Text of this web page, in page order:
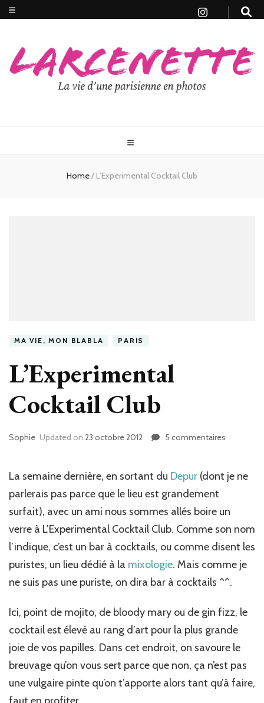
Home/ L’Experimental Cocktail Club
MA VIE, MON BLABLA PARIS
L’Experimental
Cocktail Club
Sophie Updated on 23 octobre 2012 5 commentaires
Club
La semaine dernière, en sortant du Depur (dont je ne
parlerais pas parce que le lieu est grandement
surfait), avec un ami nous sommes allés boire un
verre à L’Experimental Cocktail Club. Comme son nom
l’indique, c’est un bar à cocktails, ou comme disent les
puristes, un lieu dédié à la mixologie. Mais comme je
ne suis pas une puriste, on dira bar à cocktails ^^.
Ici, point de mojito, de bloody mary ou de gin fizz, le
cocktail est élevé au rang d’art pour la plus grande
joie de vos papilles. Dans cet endroit, on savoure le
breuvage qu’on vous sert parce que non, ça n’est pas
une vulgaire pinte qu’on t’apporte alors tant qu’à faire,